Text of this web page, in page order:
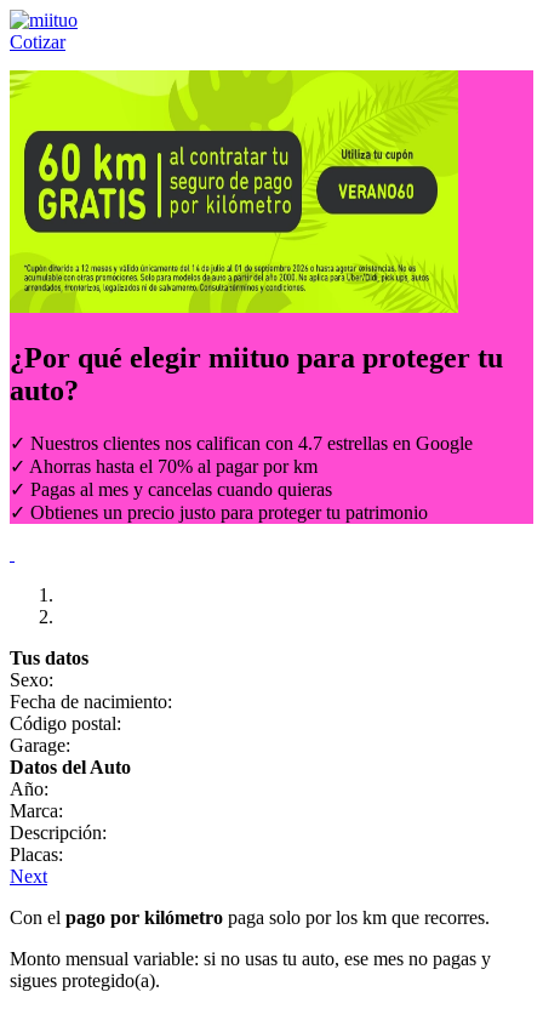
Cotizar
Llámanos al:(55) 84-21-05-00 ó
¿Por qué elegir miituo para proteger tu
auto?
✓ Nuestros clientes nos califican con 4.7 estrellas en Google
✓ Ahorras hasta el 70% al pagar por km
✓ Pagas al mes y cancelas cuando quieras
✓ Obtienes un precio justo para proteger tu patrimonio
Tus datos
Sexo:
Fecha de nacimiento:
Código postal:
Garage:
Datos del Auto
Año:
Marca:
Descripción:
Placas:
Next
Con el pago por kilómetro paga solo por los km que recorres.
Monto mensual variable: si no usas tu auto, ese mes no pagas y
sigues protegido(a).